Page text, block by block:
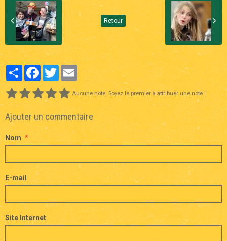
Retour
PartagerFacebookTwitterEmail
Aucune note. Soyez le premier à attribuer une note !
Ajouter un commentaire
Nom
E-mail
Site Internet